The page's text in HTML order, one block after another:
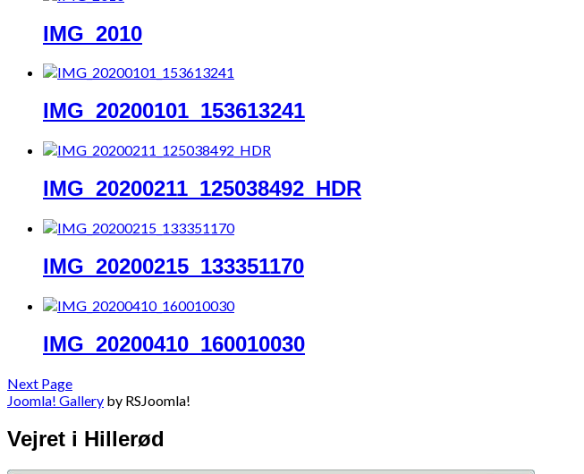
IMG_2010
IMG_20200101_153613241
IMG_20200211_125038492_HDR
IMG_20200215_133351170
IMG_20200410_160010030
Next Page
Joomla! Gallery by RSJoomla!
Vejret i Hillerød